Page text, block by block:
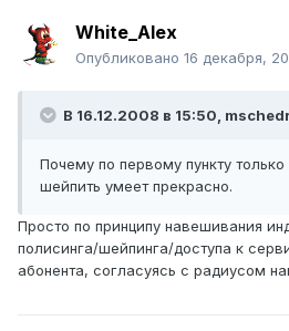
White_Alex
Опубликовано 16 декабря,
В 16.12.2008 в 15:50,
Почему по первому пункту только
шейпить умеет прекрасно.
Просто по принципу навешивания
полисинга/шейпинга/доступа к
абонента, согласуясь с радиусом